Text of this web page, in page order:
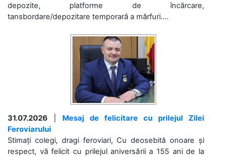
depozite, platforme de încărcare,
tansbordare/depozitare temporară a mărfuri....
31.07.2026
Mesaj de felicitare cu prilejul Zilei
Feroviarului
Stimați colegi, dragi feroviari, Cu deosebită onoare și
respect, vă felicit cu prilejul aniversării a 155 ani de la